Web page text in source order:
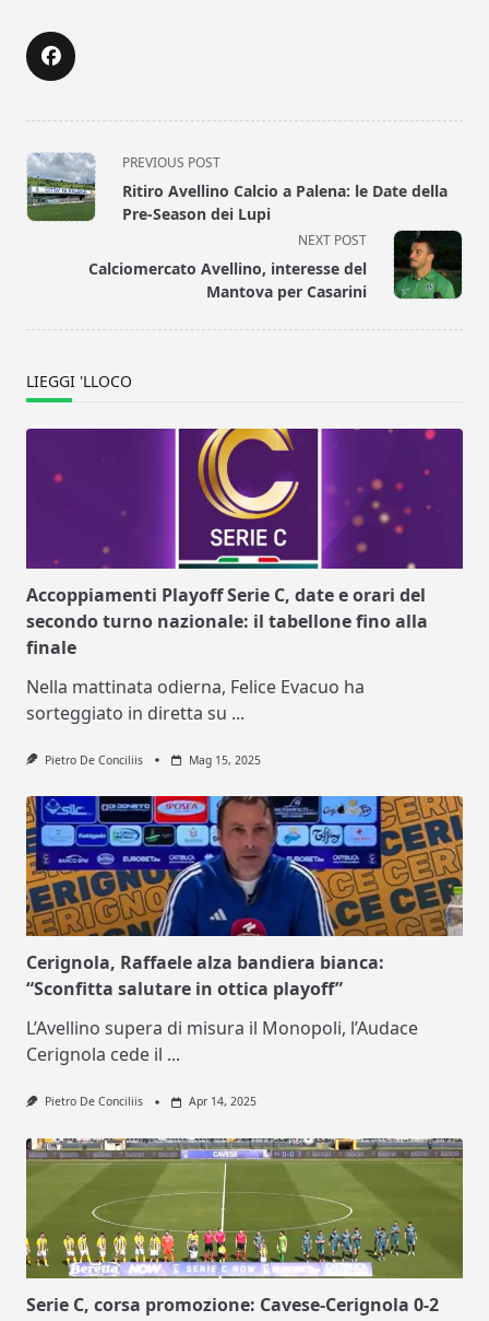
<span
class="nav-
subtitle
PREVIOUS POST
Ritiro Avellino Calcio a Palena: le Date della
Pre-Season dei Lupi
NEXT POST
Calciomercato Avellino, interesse del
Mantova per Casarini
LIEGGI 'LLOCO
Accoppiamenti Playoff Serie C, date e orari del
secondo turno nazionale: il tabellone fino alla
finale
Nella mattinata odierna, Felice Evacuo ha
sorteggiato in diretta su ...
Pietro De Conciliis Mag 15, 2025
Cerignola, Raffaele alza bandiera bianca:
“Sconfitta salutare in ottica playoff”
L’Avellino supera di misura il Monopoli, l’Audace
Cerignola cede il ...
Pietro De Conciliis Apr 14, 2025
Serie C, corsa promozione: Cavese-Cerignola 0-2